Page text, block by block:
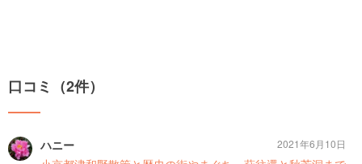
口コミ（2件）
ハニー
2021年6月10日